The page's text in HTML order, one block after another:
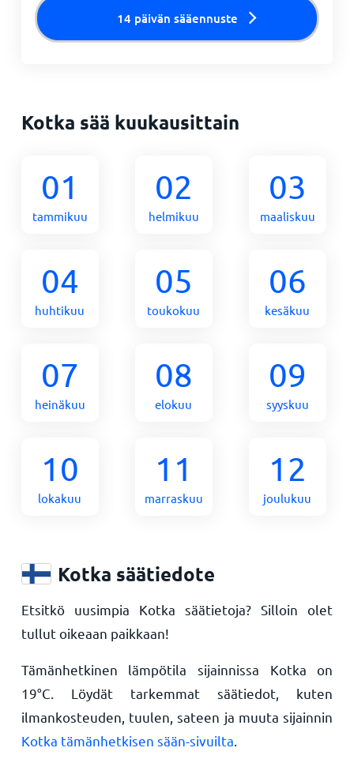
14 päivän sääennuste
Kotka sää kuukausittain
01
tammikuu
02
helmikuu
03
maaliskuu
04
huhtikuu
05
toukokuu
06
kesäkuu
07
heinäkuu
08
elokuu
09
syyskuu
10
lokakuu
11
marraskuu
12
joulukuu
Kotka säätiedote
Etsitkö uusimpia Kotka säätietoja? Silloin olet
tullut oikeaan paikkaan!
Tämänhetkinen lämpötila sijainnissa Kotka on
19°C . Löydät tarkemmat säätiedot, kuten
ilmankosteuden, tuulen, sateen ja muuta sijainnin
Kotka tämänhetkisen sään-sivuilta